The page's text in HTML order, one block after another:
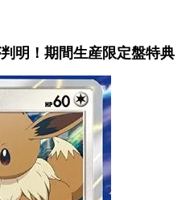
明！期間生産限定盤特典